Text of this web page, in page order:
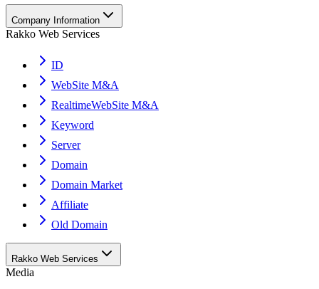
Company Information
Rakko Web Services
ID
WebSite M&A
RealtimeWebSite M&A
Keyword
Server
Domain
Domain Market
Affiliate
Old Domain
Rakko Web Services
Media